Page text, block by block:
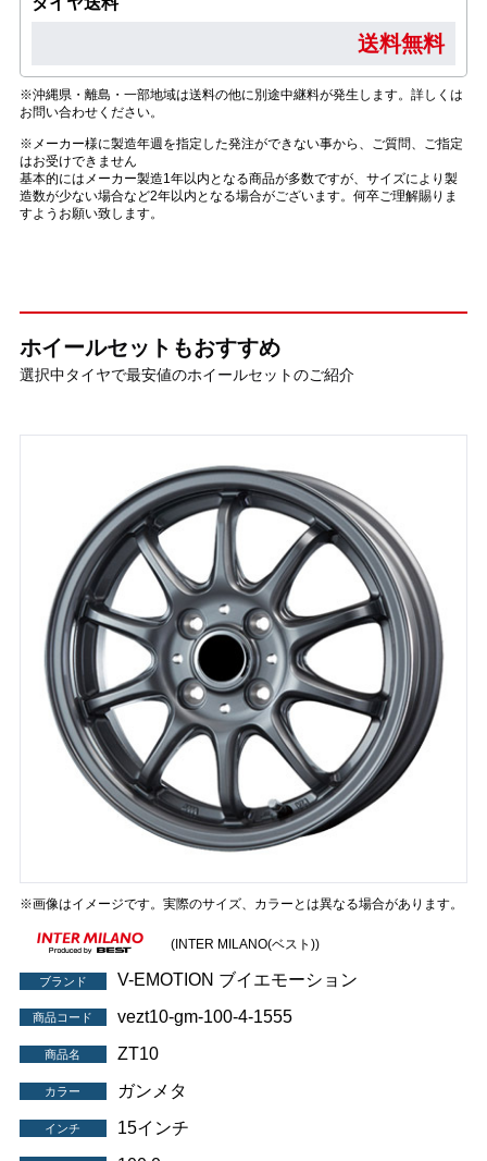
送料無料
※沖縄県・離島・一部地域は送料の他に別途中継料が発生します。詳しくは
お問い合わせください。
※メーカー様に製造年週を指定した発注ができない事から、ご質問、ご指定
はお受けできません
基本的にはメーカー製造1年以内となる商品が多数ですが、サイズにより製
造数が少ない場合など2年以内となる場合がございます。何卒ご理解賜りま
すようお願い致します。
ホイールセットもおすすめ
選択中タイヤで最安値のホイールセットのご紹介
※画像はイメージです。実際のサイズ、カラーとは異なる場合があります。
(INTER MILANO(ベスト))
ブランド V-EMOTION ブイエモーション
商品コード vezt10-gm-100-4-1555
商品名 ZT10
カラー ガンメタ
インチ 15インチ